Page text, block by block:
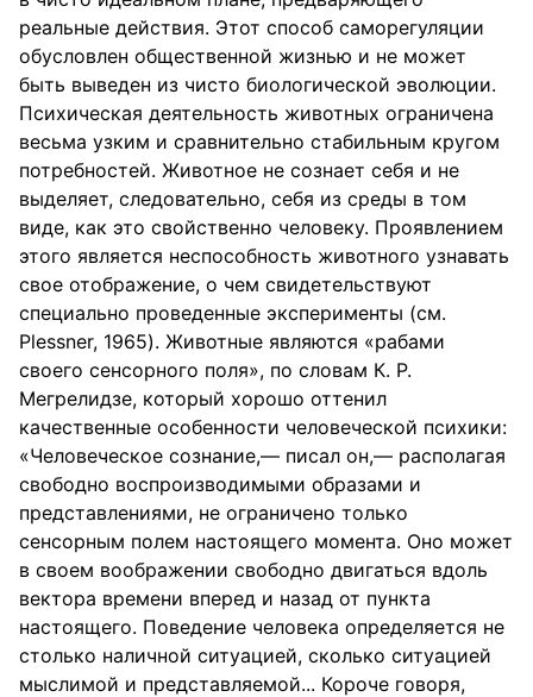
реальные действия. Этот способ саморегуляции
обусловлен общественной жизнью и не может
быть выведен из чисто биологической эволюции.
Психическая деятельность животных ограничена
весьма узким и сравнительно стабильным кругом
потребностей. Животное не сознает себя и не
выделяет, следовательно, себя из среды в том
виде, как это свойственно человеку. Проявлением
этого является неспособность животного узнавать
свое отображение, о чем свидетельствуют
специально проведенные эксперименты (см.
Plessner, 1965). Животные являются «рабами
своего сенсорного поля», по словам К. Р.
Мегрелидзе, который хорошо оттенил
качественные особенности человеческой психики:
«Человеческое сознание,— писал он,— располагая
свободно воспроизводимыми образами и
представлениями, не ограничено только
сенсорным полем настоящего момента. Оно может
в своем воображении свободно двигаться вдоль
вектора времени вперед и назад от пункта
настоящего. Поведение человека определяется не
столько наличной ситуацией, сколько ситуацией
мыслимой и представляемой... Короче говоря,